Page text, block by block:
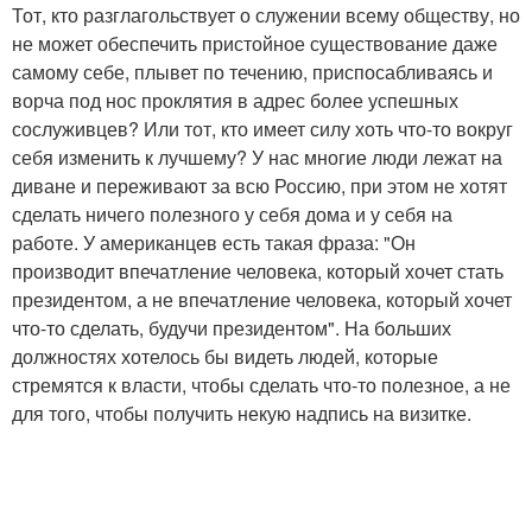
Тот, кто разглагольствует о служении всему обществу, но
не может обеспечить пристойное существование даже
самому себе, плывет по течению, приспосабливаясь и
ворча под нос проклятия в адрес более успешных
сослуживцев? Или тот, кто имеет силу хоть что-то вокруг
себя изменить к лучшему? У нас многие люди лежат на
диване и переживают за всю Россию, при этом не хотят
сделать ничего полезного у себя дома и у себя на
работе. У американцев есть такая фраза: "Он
производит впечатление человека, который хочет стать
президентом, а не впечатление человека, который хочет
что-то сделать, будучи президентом". На больших
должностях хотелось бы видеть людей, которые
стремятся к власти, чтобы сделать что-то полезное, а не
для того, чтобы получить некую надпись на визитке.